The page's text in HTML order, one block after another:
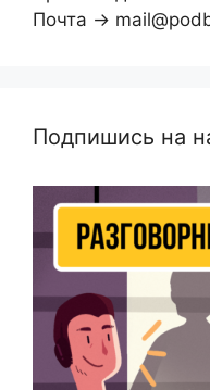
Почта →
Подпишись на